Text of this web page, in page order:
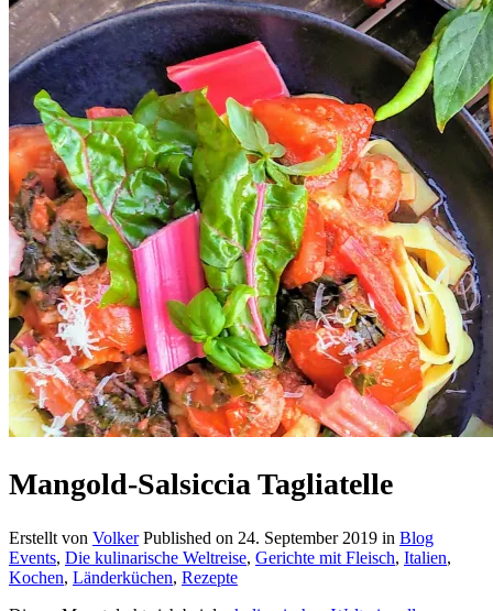
Mangold-Salsiccia Tagliatelle
Erstellt von Volker Published on 24. September 2019 in Blog
Events, Die kulinarische Weltreise, Gerichte mit Fleisch, Italien,
Kochen, Länderküchen, Rezepte